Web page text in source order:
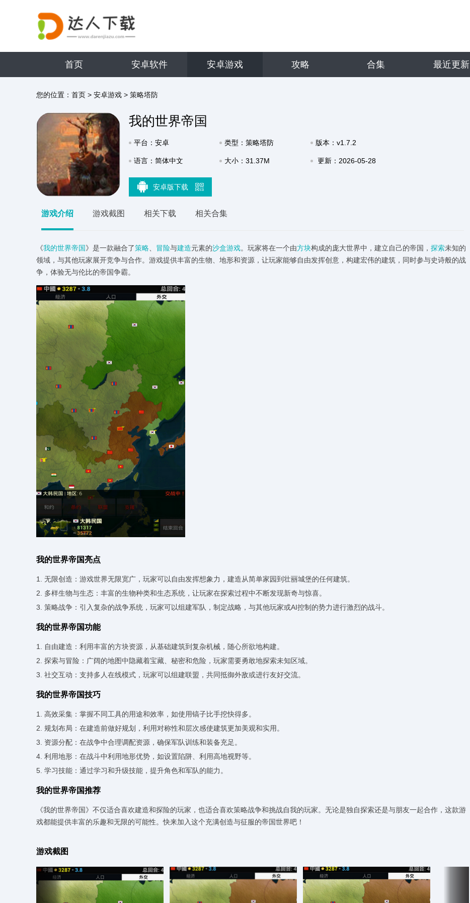
首页 安卓软件 安卓游戏 攻略 合集 最近更新
您的位置： 首页 > 安卓游戏 > 策略塔防
我的世界帝国
平台：安卓 类型：策略塔防 版本：v1.7.2
语言：简体中文 大小：31.37M 更新：2026-05-28
安卓版下载
游戏介绍 游戏截图 相关下载 相关合集
《我的世界帝国》是一款融合了策略 冒险与建造元素的沙盒游戏。玩家将在一个由方块构成的庞大世界中，建立自己的帝国， 探索未知的
领域，与其他玩家展开竞争与合作。游戏提供丰富的生物、地形和资源，让玩家能够自由发挥创意，构建宏伟的建筑，同时参与史诗般的战
争，体验无与伦比的帝国争霸。
我的世界帝国亮点
1. 无限创造：游戏世界无限宽广，玩家可以自由发挥想象力，建造从简单家园到壮丽城堡的任何建筑。
2. 多样生物与生态：丰富的生物种类和生态系统，让玩家在探索过程中不断发现新奇与惊喜。
3. 策略战争：引入复杂的战争系统，玩家可以组建军队，制定战略，与其他玩家或AI控制的势力进行激烈的战斗。
我的世界帝国功能
1. 自由建造：利用丰富的方块资源，从基础建筑到复杂机械，随心所欲地构建。
2. 探索与冒险：广阔的地图中隐藏着宝藏、秘密和危险，玩家需要勇敢地探索未知区域。
3. 社交互动：支持多人在线模式，玩家可以组建联盟，共同抵御外敌或进行友好交流。
我的世界帝国技巧
1. 高效采集：掌握不同工具的用途和效率，如使用镐子比手挖快得多。
2. 规划布局：在建造前做好规划，利用对称性和层次感使建筑更加美观和实用。
3. 资源分配：在战争中合理调配资源，确保军队训练和装备充足。
4. 利用地形：在战斗中利用地形优势，如设置陷阱、利用高地视野等。
5. 学习技能：通过学习和升级技能，提升角色和军队的能力。
我的世界帝国推荐
《我的世界帝国》不仅适合喜欢建造和探险的玩家，也适合喜欢策略战争和挑战自我的玩家。无论是独自探索还是与朋友一起合作，这款游
戏都能提供丰富的乐趣和无限的可能性。快来加入这个充满创造与征服的帝国世界吧！
游戏截图